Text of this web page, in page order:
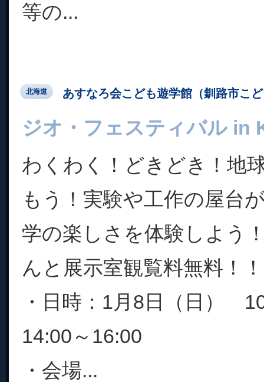
等の...
北海道 あすなろ会こども遊学館（釧路市こ
ジオ・フェスティバル in
わくわく！どきどき！地
もう！実験や工作の屋台
学の楽しさを体験しよう
んと展示室観覧料無料！！
・日時：1月8日（日）
14:00～16:00
・会場...